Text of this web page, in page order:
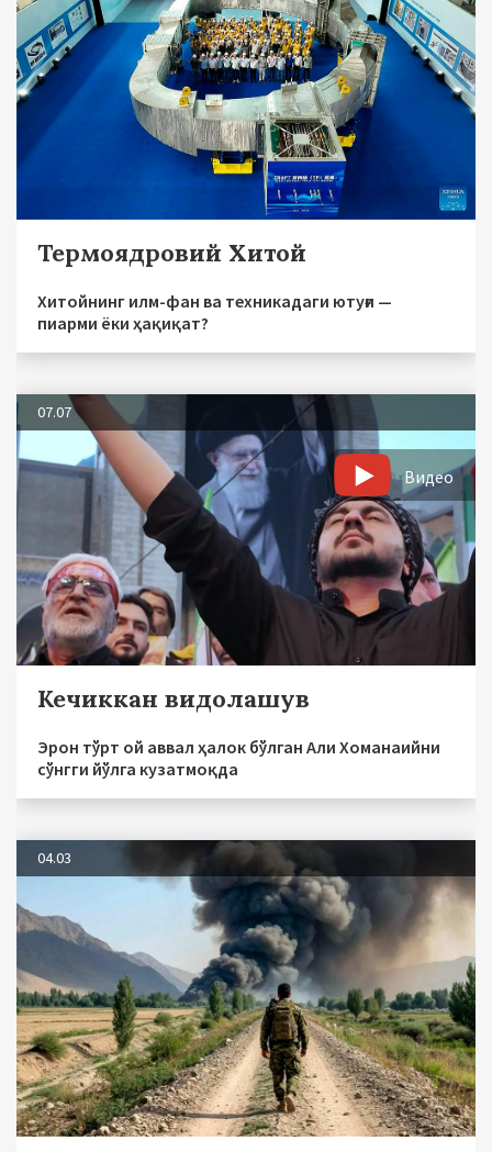
Термоядровий Хитой
Хитойнинг илм-фан ва техникадаги ютуғи —
пиарми ёки ҳақиқат?
07.07
Видео
Кечиккан видолашув
Эрон тўрт ой аввал ҳалок бўлган Али Хоманаийни
сўнгги йўлга кузатмоқда
04.03